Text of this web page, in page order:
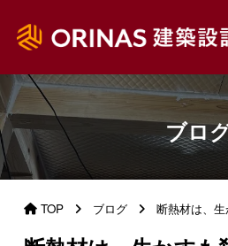
ブロ
TOP ブログ 断熱材は、生